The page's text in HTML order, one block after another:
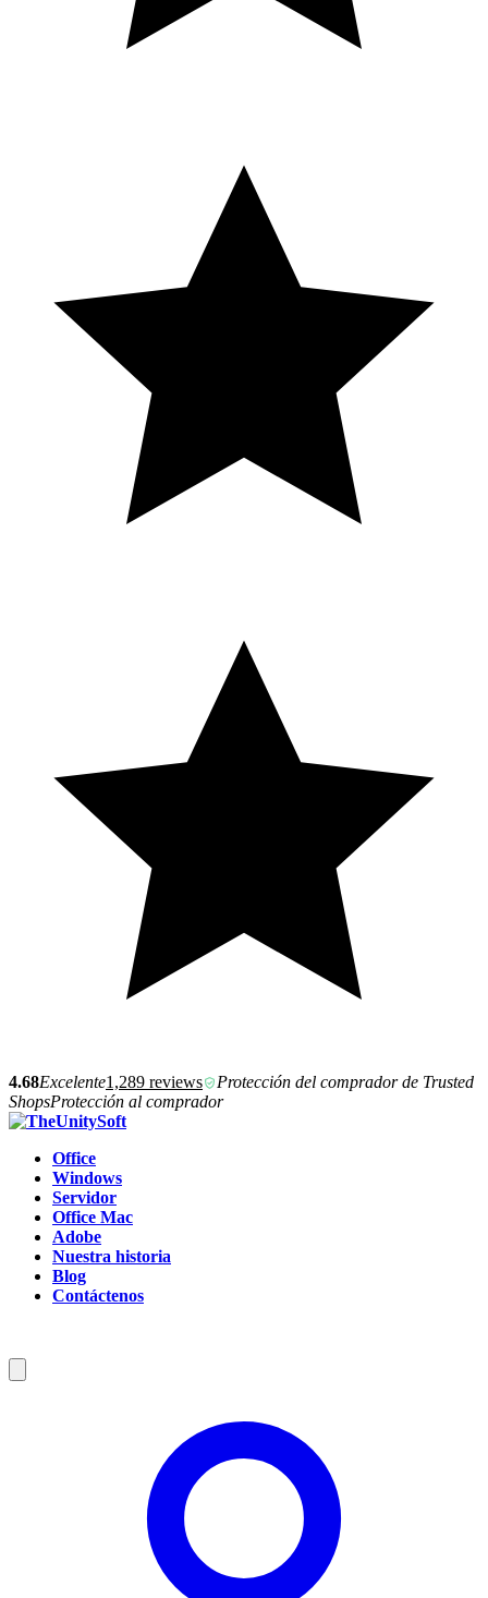
4.68Excelente1,289 reviews
Protección del comprador de Trusted
ShopsProtección al comprador
Office
Windows
Servidor
Office Mac
Adobe
Nuestra historia
Blog
Contáctenos